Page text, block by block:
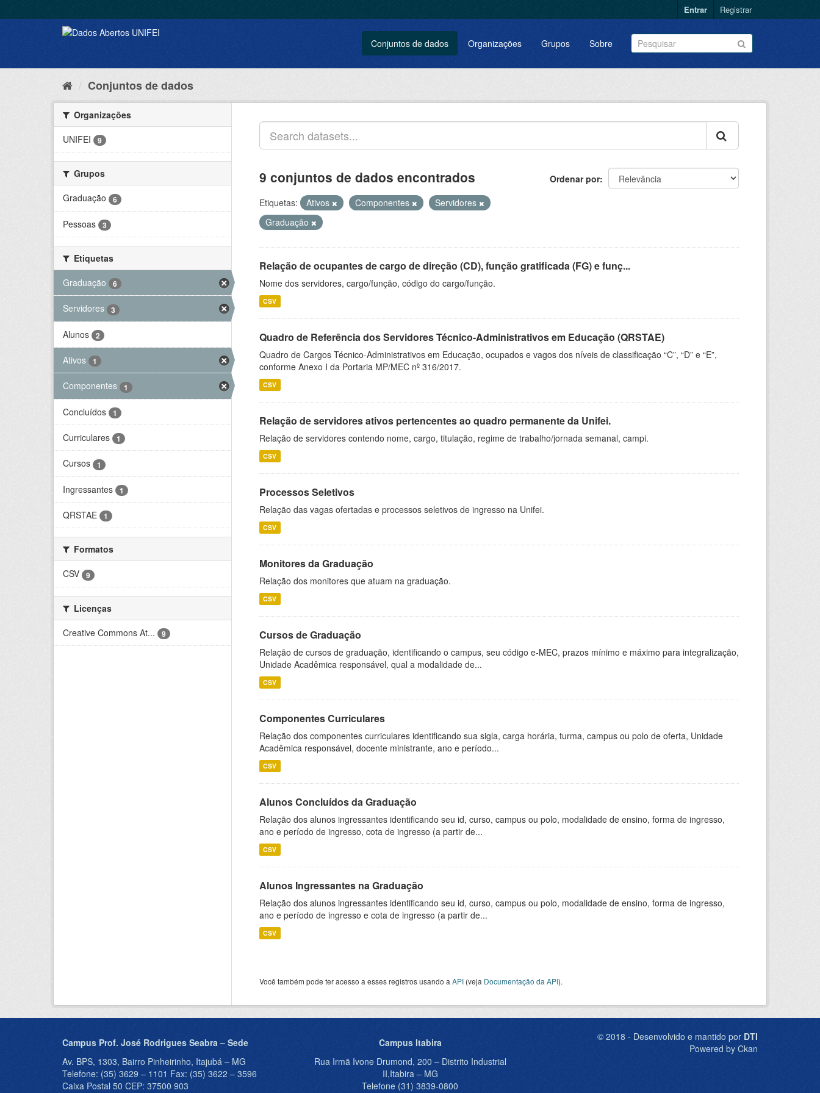
Entrar Registrar
Conjuntos de dados Organizações Grupos Sobre
Conjuntos de dados
Organizações
UNIFEI
9
Grupos
Graduação
6
Pessoas 3
Etiquetas
Graduação
6
Servidores 3
Alunos 2
Ativos 1
Componentes 1
Concluídos 1
Curriculares 1
Cursos 1
Ingressantes 1
QRSTAE 1
Formatos
CSV
9
Licenças
Creative Commons At...
9
Ordenar por
9 conjuntos de dados encontrados
Etiquetas: Ativos Componentes
Servidores
Graduação
Relação de ocupantes de cargo de direção (CD), função gratificada (FG) e funç...
Nome dos servidores, cargo/função, código do cargo/função.
CSV
Quadro de Referência dos Servidores Técnico-Administrativos em Educação (QRSTAE)
Quadro de Cargos Técnico-Administrativos em Educação, ocupados e vagos dos níveis de classificação “C”, “D” e “E”,
conforme Anexo I da Portaria MP/MEC nº 316/2017.
CSV
Relação de servidores ativos pertencentes ao quadro permanente da Unifei.
Relação de servidores contendo nome, cargo, titulação, regime de trabalho/jornada semanal, campi.
CSV
Processos Seletivos
Relação das vagas ofertadas e processos seletivos de ingresso na Unifei.
CSV
Monitores da Graduação
Relação dos monitores que atuam na graduação.
CSV
Cursos de Graduação
Relação de cursos de graduação, identificando o campus, seu código e-MEC, prazos mínimo e máximo para integralização,
Unidade Acadêmica responsável, qual a modalidade de...
CSV
Componentes Curriculares
Relação dos componentes curriculares identificando sua sigla, carga horária, turma, campus ou polo de oferta, Unidade
Acadêmica responsável, docente ministrante, ano e período...
CSV
Alunos Concluídos da Graduação
Relação dos alunos ingressantes identificando seu id, curso, campus ou polo, modalidade de ensino, forma de ingresso,
ano e período de ingresso, cota de ingresso (a partir de...
CSV
Alunos Ingressantes na Graduação
Relação dos alunos ingressantes identificando seu id, curso, campus ou polo, modalidade de ensino, forma de ingresso,
ano e período de ingresso e cota de ingresso (a partir de...
CSV
Você também pode ter acesso a esses registros usando a API (veja Documentação da API).
Campus Prof. José Rodrigues Seabra – Sede
Av. BPS, 1303, Bairro Pinheirinho, Itajubá – MG
Telefone: (35) 3629 – 1101 Fax: (35) 3622 – 3596
Caixa Postal 50 CEP: 37500 903
Campus Itabira
Rua Irmã Ivone Drumond, 200 – Distrito Industrial
II,Itabira – MG
Telefone (31) 3839-0800
© 2018 - Desenvolvido e mantido por DTI
Powered by Ckan